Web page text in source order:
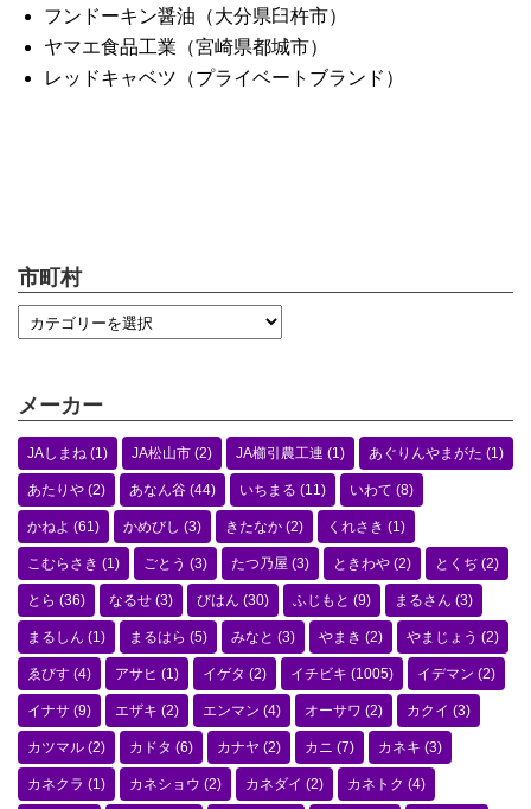
フンドーキン醤油（大分県臼杵市）
ヤマエ食品工業（宮崎県都城市）
レッドキャベツ（プライベートブランド）
市町村
メーカー
JAしまね (1) JA松山市 (2) JA櫛引農工連 (1) あぐりんやまがた (1)
あたりや (2) あなん谷 (44) いちまる (11) いわて (8)
かねよ (61) かめびし (3) きたなか (2) くれさき (1)
こむらさき (1) ごとう (3) たつ乃屋 (3) ときわや (2) とくぢ (2)
とら (36) なるせ (3) びはん (30) ふじもと (9) まるさん (3)
まるしん (1) まるはら (5) みなと (3) やまき (2) やまじょう (2)
ゑびす (4) アサヒ (1) イゲタ (2) イチビキ (1005) イデマン (2)
イナサ (9) エザキ (2) エンマン (4) オーサワ (2) カクイ (3)
カツマル (2) カドタ (6) カナヤ (2) カニ (7) カネキ (3)
カネクラ (1) カネショウ (2) カネダイ (2) カネトク (4)